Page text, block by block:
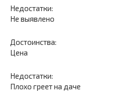
Недостатки:
Не выявлено
Достоинства:
Цена
Недостатки:
Плохо греет на даче